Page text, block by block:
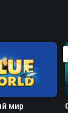
мир